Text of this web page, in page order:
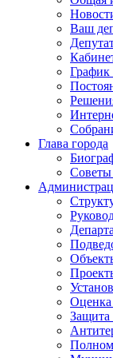
Ваш
График
Глава города
Советы
Оценка
Защита